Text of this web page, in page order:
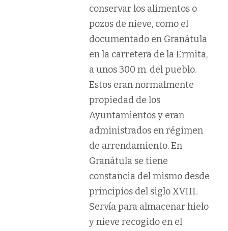
conservar los alimentos o
pozos de nieve, como el
documentado en Granátula
en la carretera de la Ermita,
a unos 300 m. del pueblo.
Estos eran normalmente
propiedad de los
Ayuntamientos y eran
administrados en régimen
de arrendamiento. En
Granátula se tiene
constancia del mismo desde
principios del siglo XVIII.
Servía para almacenar hielo
y nieve recogido en el